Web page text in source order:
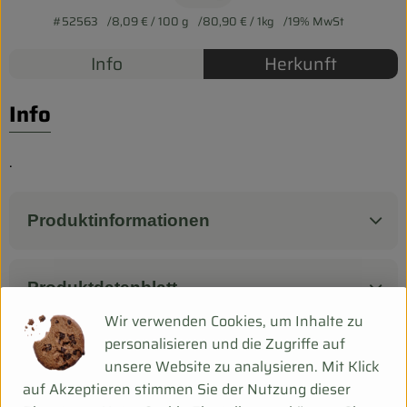
#52563 8,09 €/ 100 g 80,90 €/ 1kg 19% MwSt
Info Herkunft
Info
.
Produktinformationen
Produktdatenblatt
Herkunft
Wir verwenden Cookies, um Inhalte zu
personalisieren und die Zugriffe auf
unsere Website zu analysieren. Mit Klick
auf Akzeptieren stimmen Sie der Nutzung dieser